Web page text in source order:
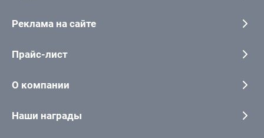
Реклама на сайте
Прайс-лист
О компании
Наши награды